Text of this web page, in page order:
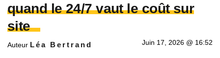
quand le 24/7 vaut le coût sur
site
Auteur Léa Bertrand Juin 17, 2026 @ 16:52